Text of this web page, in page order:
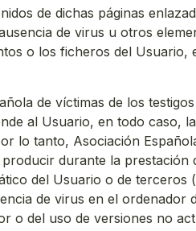
de dichas páginas
de virus u otros
o los ficheros del Usuario,
de víctimas de los
al Usuario, en todo caso,
lo tanto, Asociación
durante la prestación
del Usuario o de terceros
de virus en el ordenador
o del uso de versiones no